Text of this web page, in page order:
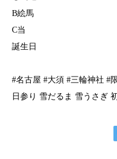
B絵馬
C当
誕生日
#名古屋 #大須 #三輪神社 #
日参り 雪だるま 雪うさぎ